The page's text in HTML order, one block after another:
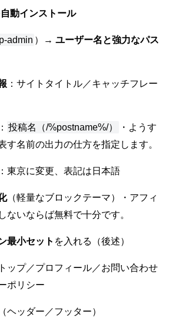
動インストール
admin ）→ ユーザー名と強力なパス
：サイトタイトル／キャッチフレー
： 投稿名（/%postname%/）
・ようす
す名前の出力の仕方を指定します。
：東京に変更、表記は日本語
（軽量なブロックテーマ）・アフィ
ないならば無料で十分です。
最小セット を入れる（後述）
ップ／プロフィール／お問い合わせ
ポリシー
ヘッダー／フッター）